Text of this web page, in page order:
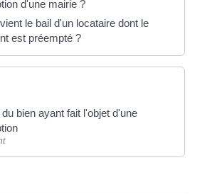
d'une mairie ?
le bail d'un locataire dont le
est préempté ?
bien ayant fait l'objet d'une